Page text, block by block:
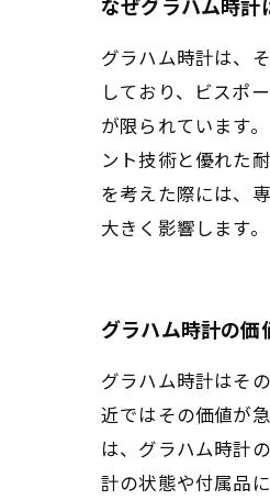
グラハム時計は、
しており、ビスポ
が限られています
ント技術と優れた
を考えた際には、
大きく影響します。
グラハム時計の価
グラハム時計はそ
近ではその価値が
は、グラハム時計
計の状態や付属品